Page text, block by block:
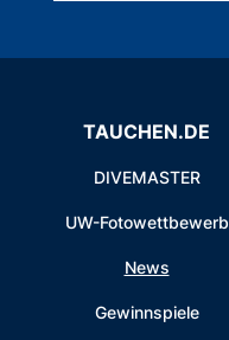
TAUCHEN.DE
DIVEMASTER
UW-Fotowettbewerb
News
Gewinnspiele